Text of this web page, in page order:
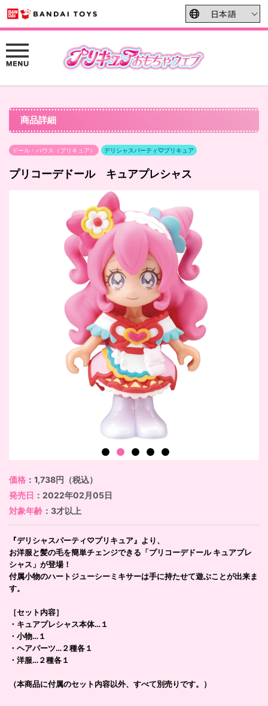
商品詳細
ドール・ハウス（プリキュア） デリシャスパーティ♡プリキュア
プリコーデドール キュアプレシャス
価格 ：1,738円（税込）
発売日 ：2022年02月05日
対象年齢 ：3才以上
『デリシャスパーティ♡プリキュア』より、
お洋服と髪の毛を簡単チェンジできる「プリコーデドール キュアプレ
シャス」が登場！
付属小物のハートジューシーミキサーは手に持たせて遊ぶことが出来ま
す。
［セット内容］
・キュアプレシャス本体…１
・小物…１
・ヘアパーツ…２種各１
・洋服…２種各１
（本商品に付属のセット内容以外、すべて別売りです。）